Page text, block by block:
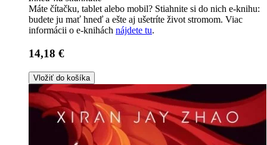
Máte čítačku, tablet alebo mobil? Stiahnite si do nich e-knihu:
budete ju mať hneď a ešte aj ušetríte život stromom. Viac
informácii o e-knihách nájdete tu.
14,18 €
Vložiť do košíka